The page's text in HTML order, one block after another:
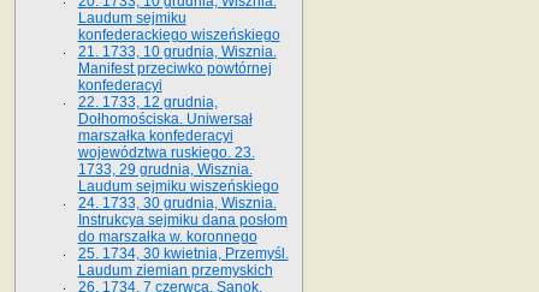
Laudum sejmiku
konfederackiego wiszeńskiego
21. 1733, 10 grudnia, Wisznia.
Manifest przeciwko powtórnej
konfederacyi
22. 1733, 12 grudnia,
Dołhomościska. Uniwersał
marszałka konfederacyi
województwa ruskiego. 23.
1733, 29 grudnia, Wisznia.
Laudum sejmiku wiszeńskiego
24. 1733, 30 grudnia, Wisznia.
Instrukcya sejmiku dana posłom
do marszałka w. koronnego
25. 1734, 30 kwietnia, Przemyśl.
Laudum ziemian przemyskich
26. 1734, 7 czerwca, Sanok.